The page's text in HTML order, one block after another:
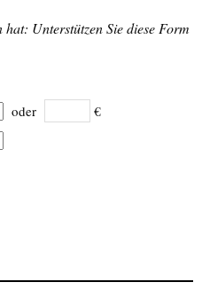
Unterstützen Sie diese Form
oder €